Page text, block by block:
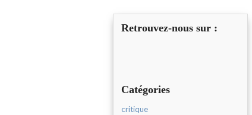
Retrouvez-nous sur :
Catégories
critique